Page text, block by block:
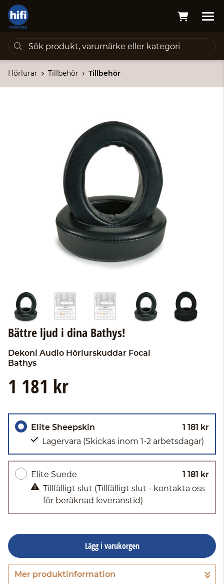
Hörlurar Tillbehör Tillbehör
Bättre ljud i dina Bathys!
Dekoni Audio Hörlurskuddar Focal
Bathys
1 181 kr
Elite Sheepskin
1 181 kr
Lagervara (Skickas inom 1-2 arbetsdagar)
Elite Suede
1 181 kr
Tillfälligt slut (Tillfälligt slut - kontakta oss
för beräknad leveranstid)
Lägg i varukorgen
Gå till kassan
Mer produktinformation